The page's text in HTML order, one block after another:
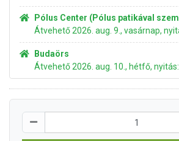
Pólus Center (Pólus patikával
Átvehető 2026. aug. 9., vasárnap,
Budaörs
Átvehető 2026. aug. 10., hétfő,